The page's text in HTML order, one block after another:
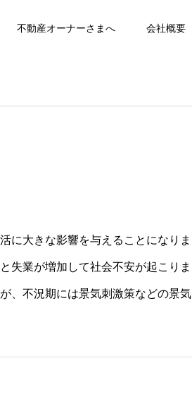
不動産オーナーさまへ 会社概要
に大きな影響を与えることになりま
失業が増加して社会不安が起こりま
、不況期には景気刺激策などの景気